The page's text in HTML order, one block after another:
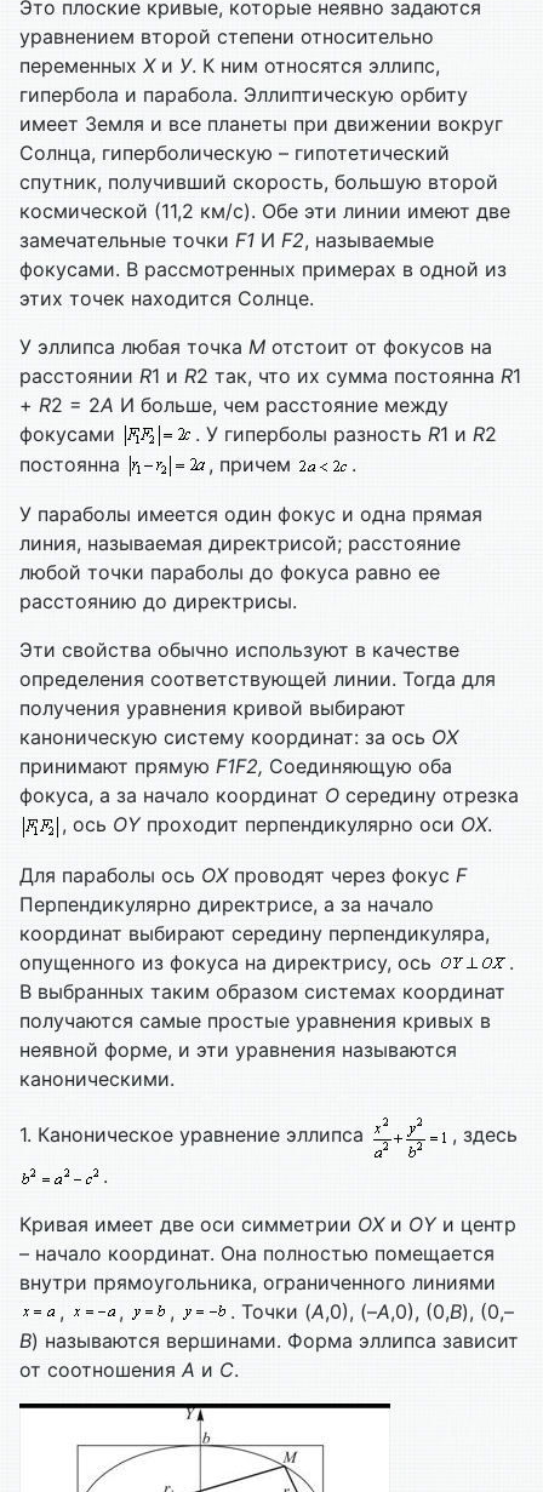
Это плоские кривые, которые неявно задаются
уравнением второй степени относительно
переменных Хи У. К ним относятся эллипс,
гипербола и парабола. Эллиптическую орбиту
имеет Земля и все планеты при движении вокруг
Солнца, гиперболическую – гипотетический
спутник, получивший скорость, большую второй
космической (11,2 км/с). Обе эти линии имеют две
замечательные точки F1 И F2, называемые
фокусами. В рассмотренных примерах в одной из
этих точек находится Солнце.
У эллипса любая точка М отстоит от фокусов на
расстоянии R1 и R2 так, что их сумма постоянна R1
+ R2 = 2А И больше, чем расстояние между
фокусами
. У гиперболы разность R1 и R2
постоянна
, причем .
У параболы имеется один фокус и одна прямая
линия, называемая директрисой; расстояние
любой точки параболы до фокуса равно ее
расстоянию до директрисы.
Эти свойства обычно используют в качестве
определения соответствующей линии. Тогда для
получения уравнения кривой выбирают
каноническую систему координат: за ось ОХ
принимают прямую F1F2, Соединяющую оба
фокуса, а за начало координат О середину отрезка
, ось ОYпроходит перпендикулярно оси ОХ.
Для параболы ось ОХпроводят через фокус F
Перпендикулярно директрисе, а за начало
координат выбирают середину перпендикуляра,
опущенного из фокуса на директрису, ось
.
В выбранных таким образом системах координат
получаются самые простые уравнения кривых в
неявной форме, и эти уравнения называются
каноническими.
1. Каноническое уравнение эллипса
, здесь
.
Кривая имеет две оси симметрии ОХи ОYи центр
– начало координат. Она полностью помещается
внутри прямоугольника, ограниченного линиями
,
, , . Точки (А,0), (–А,0), (0,B), (0,–
B) называются вершинами. Форма эллипса зависит
от соотношения А и С.